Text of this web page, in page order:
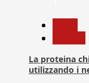
La proteina
utilizzando i